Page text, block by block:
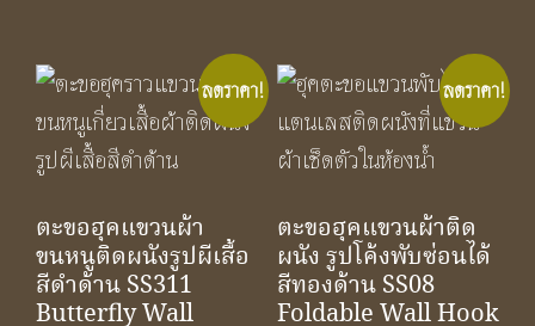
ลดราคา!
ตะขอฮุคแขวนผ้า
ขนหนูติดผนังรูปผีเสื้อ
สีดำด้าน SS311
Butterfly Wall
ลดราคา!
ตะขอฮุคแขวนผ้าติด
ผนัง รูปโค้งพับซ่อนได้
สีทองด้าน SS08
Foldable Wall Hook